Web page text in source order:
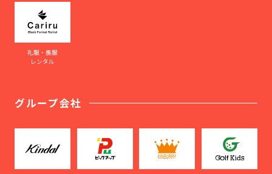
礼服・喪服
レンタル
グループ会社